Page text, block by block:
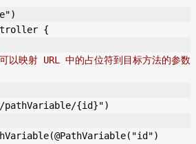
)
{
pathVariable/{id}")
(@PathVariable( "id")